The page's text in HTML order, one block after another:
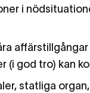
i
(i god tro) kan
statliga organ,